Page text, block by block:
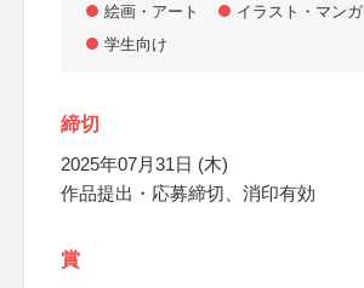
絵画・アート
イラスト・マンガ
学生向け
締切
2025年07月31日 (木)
作品提出・応募締切、消印有効
賞